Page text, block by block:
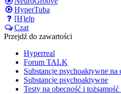
HyperTuba
[H]elp
Czat
Przejdź do zawartości
Hyperreal
Forum TALK
Substancje psychoaktywne na
Substancje psychoaktywne
Testy na obecność i